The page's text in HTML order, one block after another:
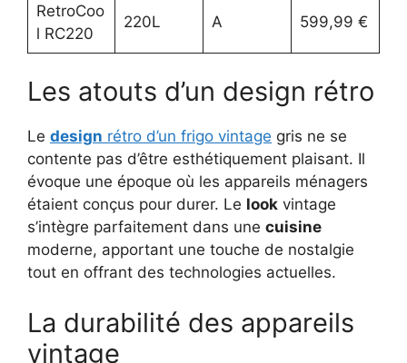
RetroCoo
l RC220
220L A 599,99 €
Les atouts d’un design rétro
Le design rétro d’un frigo vintage gris ne se
contente pas d’être esthétiquement plaisant. Il
évoque une époque où les appareils ménagers
étaient conçus pour durer. Le look vintage
s’intègre parfaitement dans une cuisine
moderne, apportant une touche de nostalgie
tout en offrant des technologies actuelles.
La durabilité des appareils
vintage